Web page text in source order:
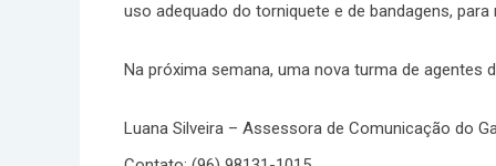
uso adequado do torniquete e de bandagens,
Na próxima semana, uma nova turma de agentes
Luana Silveira – Assessora de Comunicação do